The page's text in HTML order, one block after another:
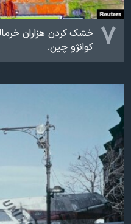
۷ خشک کردن هزاران
کوانژو چین.